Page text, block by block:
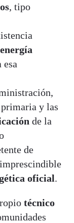
, tipo
energía
esa
y las
de la
de
oficial.
técnico